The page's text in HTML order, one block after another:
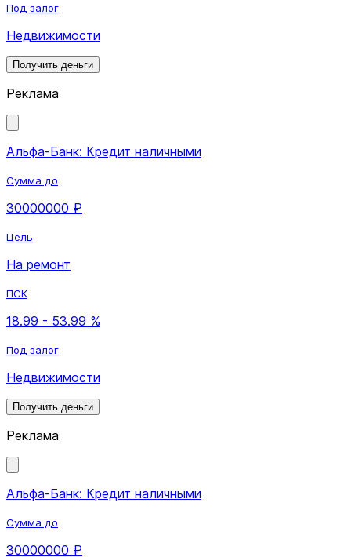
Под залог
Недвижимости
Получить деньги
Реклама
Альфа-Банк: Кредит наличными
Сумма до
30000000 ₽
Цель
На ремонт
ПСК
18.99 - 53.99 %
Под залог
Недвижимости
Получить деньги
Реклама
Альфа-Банк: Кредит наличными
Сумма до
30000000 ₽